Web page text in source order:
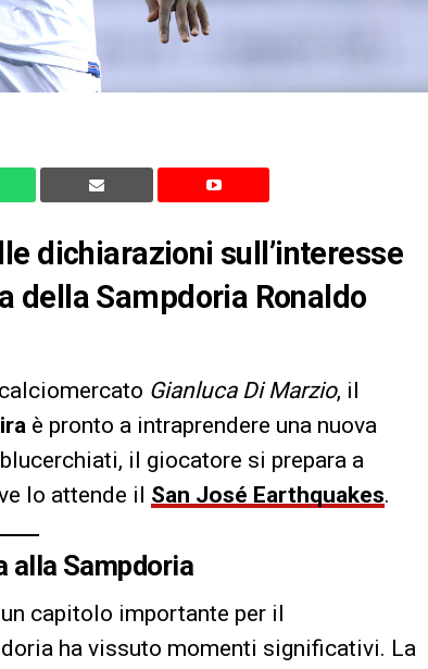
dichiarazioni sull’interesse
della Sampdoria Ronaldo
Gianluca Di Marzio, il
è pronto a intraprendere una nuova
il giocatore si prepara a
lo attende il San José Earthquakes.
alla Sampdoria
capitolo importante per il
ha vissuto momenti significativi. La